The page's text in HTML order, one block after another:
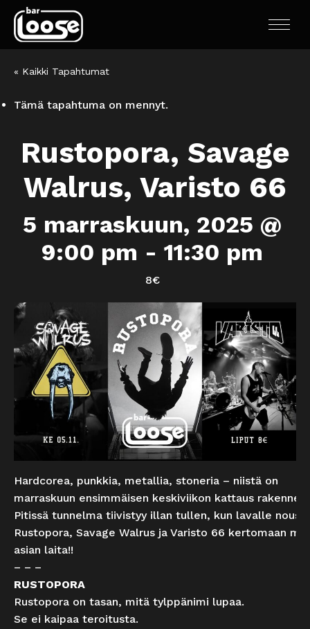
« Kaikki Tapahtumat
Tämä tapahtuma on mennyt.
Rustopora, Savage
Walrus, Varisto 66
5 marraskuun, 2025 @
9:00 pm - 11:30 pm
8€
Hardcorea, punkkia, metallia, stoneria – niistä on
marraskuun ensimmäisen keskiviikon kattaus
Pitissä tunnelma tiivistyy illan tullen, kun lavalle
Rustopora, Savage Walrus ja Varisto 66 kertomaan
asian laita!!
– – –
RUSTOPORA
Rustopora on tasan, mitä tylppänimi lupaa.
Se ei kaipaa teroitusta.